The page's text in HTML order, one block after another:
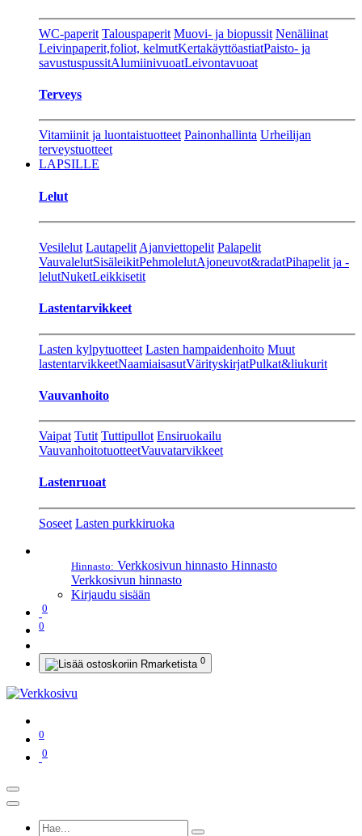
WC-paperit Talouspaperit Muovi- ja biopussit Nenäliinat
Leivinpaperit,foliot, kelmutKertakäyttöastiatPaisto- ja
savustuspussitAlumiinivuoatLeivontavuoat
Terveys
Vitamiinit ja luontaistuotteet Painonhallinta Urheilijan
terveystuotteet
LAPSILLE
Lelut
Vesilelut Lautapelit Ajanviettopelit Palapelit
VauvalelutSisäleikitPehmolelutAjoneuvot&radatPihapelit ja -
lelutNuketLeikkisetit
Lastentarvikkeet
Lasten kylpytuotteet Lasten hampaidenhoito Muut
lastentarvikkeetNaamiaisasutVärityskirjatPulkat&liukurit
Vauvanhoito
Vaipat Tutit Tuttipullot Ensiruokailu
VauvanhoitotuotteetVauvatarvikkeet
Lastenruoat
Soseet Lasten purkkiruoka
Hinnasto: Verkkosivun hinnasto Hinnasto
Verkkosivun hinnasto
Kirjaudu sisään
0
0
0
0
0